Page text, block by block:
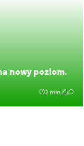
nowy poziom.
2 min.